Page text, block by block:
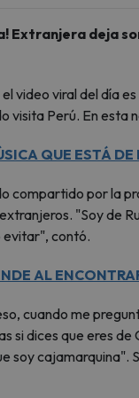
Extranjera deja
video viral del día
visita Perú. En
QUE ESTÁ
compartido por la
"Soy de
evitar", contó.
AL
cuando me
si dices que eres
soy cajamarquina".